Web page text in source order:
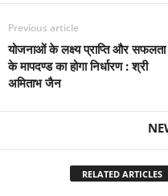
Previous article
योजनाओं के लक्ष्य प्राप्ति और सफलता
के मापदण्ड का होगा निर्धारण : श्री
अमिताभ जैन
RELATED ARTICLES